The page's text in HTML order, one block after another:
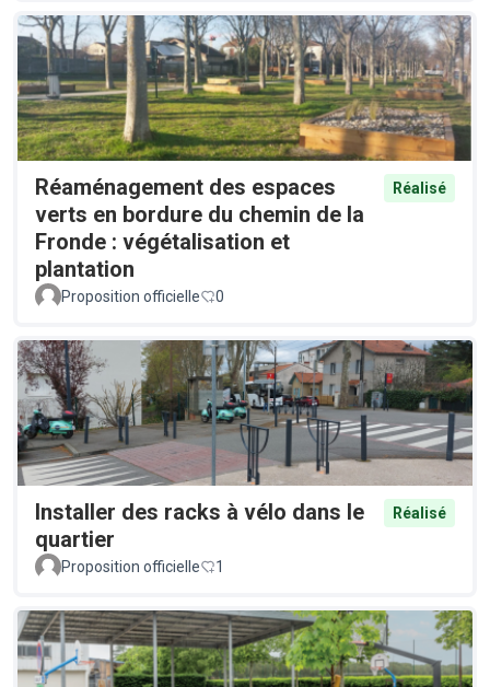
Réaménagement des espaces
verts en bordure du chemin de la
Fronde : végétalisation et
plantation
Réalisé
Proposition officielle 0
Installer des racks à vélo dans le
quartier
Réalisé
Proposition officielle 1